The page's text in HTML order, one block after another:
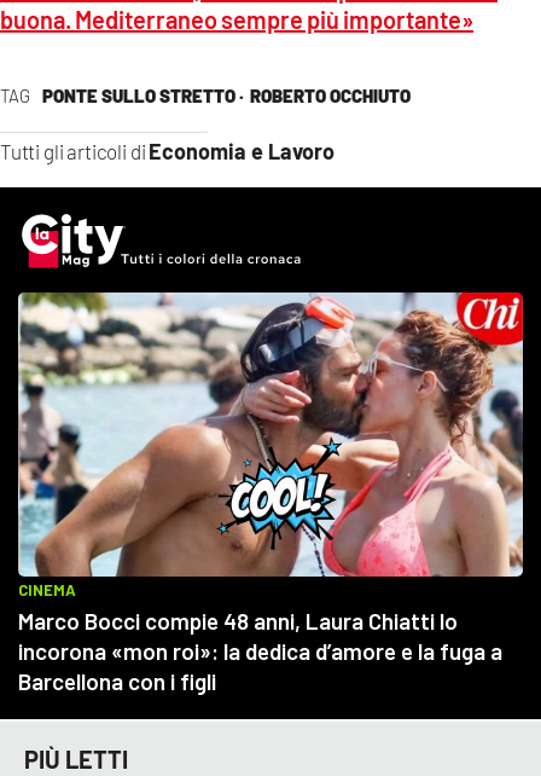
TAG PONTE SULLO STRETTO · ROBERTO OCCHIUTO
Tutti gli articoli di Economia e Lavoro
buona. Mediterraneo sempre più importante»
PIÙ LETTI